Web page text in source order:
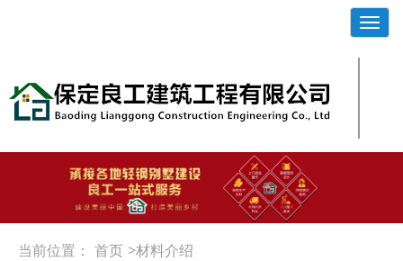
当前位置： 首页 >材料介绍